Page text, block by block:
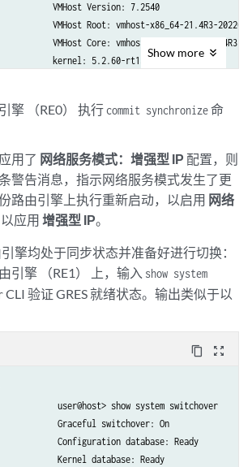
VMHost Version: 7.2540
VMHost Root: vmhost-x86_64-21.4R3-
VMHost Core: vmhost-core-x86-64-21.4R3-
kernel: 5.2.60-rt15-LTS19
Version: set b
VMHost Version: 7.2540
VMHost Root: vmhost-x86_64-21.4R3-
VMHost Core: vmhost-core-x86-64-21.4R3-
kernel: 5.2.60-rt15-LTS19
Junos Disk: junos-install-mx-x86-64-
Show more
擎 （RE0） 执行 commit synchronize命
用了 网络服务模式：增强型 IP 配置，则
警告消息，指示网络服务模式发生了更
路由引擎上执行重新启动，以启用 网络
应用 增强型 IP。
擎均处于同步状态并准备好进行切换：
引擎 （RE1） 上，输入 show system
CLI 验证 GRES 就绪状态。输出类似于以
content_copy zoom_out_map
user@host> show system switchover
Graceful switchover: On
Configuration database: Ready
Kernel database: Ready